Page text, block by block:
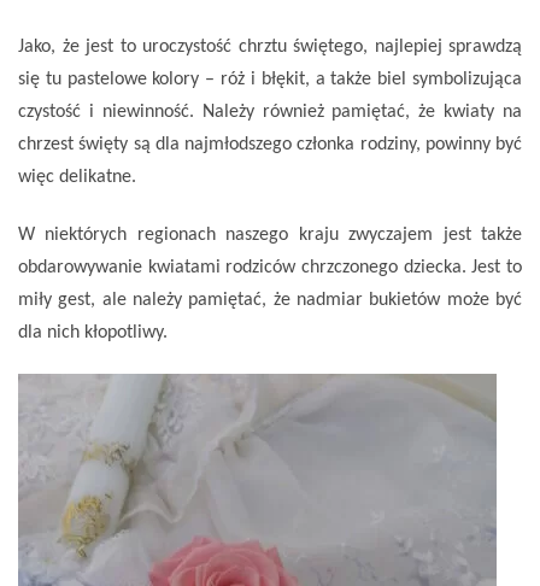
Jako, że jest to uroczystość chrztu świętego, najlepiej sprawdzą
się tu pastelowe kolory – róż i błękit, a także biel symbolizująca
czystość i niewinność. Należy również pamiętać, że kwiaty na
chrzest święty są dla najmłodszego członka rodziny, powinny być
więc delikatne.
W niektórych regionach naszego kraju zwyczajem jest także
obdarowywanie kwiatami rodziców chrzczonego dziecka. Jest to
miły gest, ale należy pamiętać, że nadmiar bukietów może być
dla nich kłopotliwy.